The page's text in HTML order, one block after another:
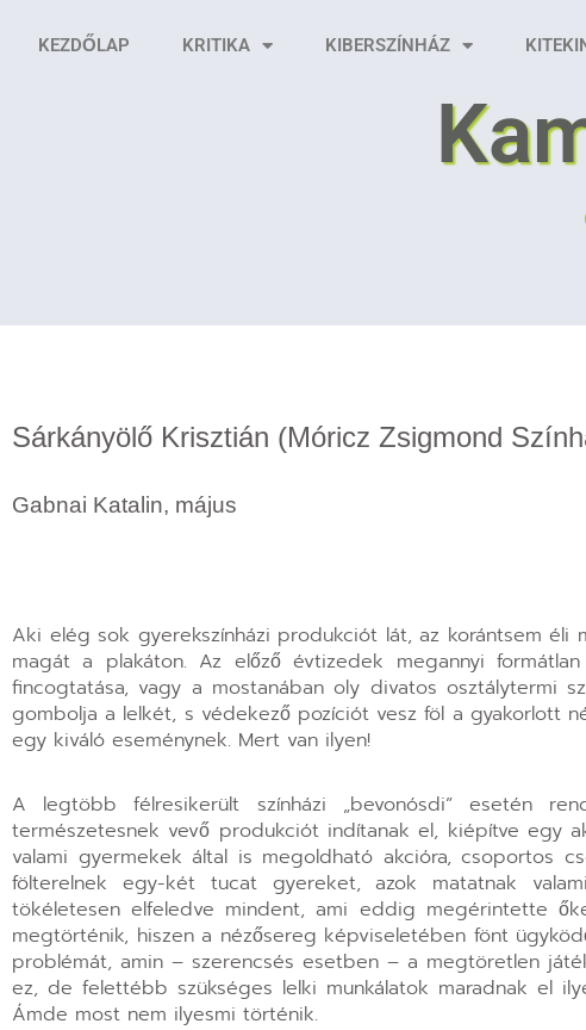
KEZDŐLAP KRITIKA KIBERSZÍNHÁZ
Sárkányölő Krisztián (Móricz Zsigmond
Gabnai Katalin, május
Aki elég sok gyerekszínházi produkciót lát, az korántsem
magát a plakáton. Az előző évtizedek megannyi
fincogtatása, vagy a mostanában oly divatos osztálytermi
gombolja a lelkét, s védekező pozíciót vesz föl a gyakorlott
egy kiváló eseménynek. Mert van ilyen!
A legtöbb félresikerült színházi „bevonósdi” esetén
természetesnek vevő produkciót indítanak el, kiépítve egy
valami gyermekek által is megoldható akcióra, csoportos
fölterelnek egy-két tucat gyereket, azok matatnak
tökéletesen elfeledve mindent, ami eddig megérintette
megtörténik, hiszen a nézősereg képviseletében fönt
problémát, amin – szerencsés esetben – a megtöretlen
ez, de felettébb szükséges lelki munkálatok maradnak el
Ámde most nem ilyesmi történik.